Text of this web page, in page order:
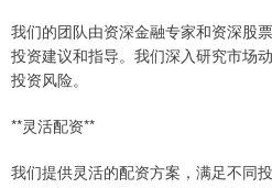
我们的团队由资深金融专家和资深股
投资建议和指导。我们深入研究市场
投资风险。
**灵活配资**
我们提供灵活的配资方案，满足不同